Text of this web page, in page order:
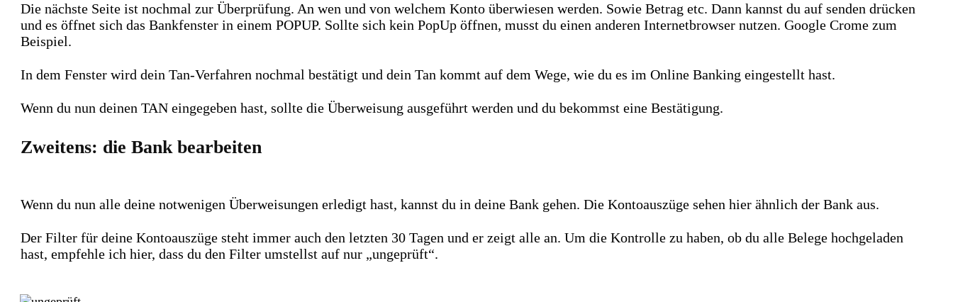
Die nächste Seite ist nochmal zur Überprüfung. An wen und von welchem Konto überwiesen werden. Sowie Betrag etc. Dann kannst du auf senden drücken
und es öffnet sich das Bankfenster in einem POPUP. Sollte sich kein PopUp öffnen, musst du einen anderen Internetbrowser nutzen. Google Crome zum
Beispiel.
In dem Fenster wird dein Tan-Verfahren nochmal bestätigt und dein Tan kommt auf dem Wege, wie du es im Online Banking eingestellt hast.
Wenn du nun deinen TAN eingegeben hast, sollte die Überweisung ausgeführt werden und du bekommst eine Bestätigung.
Zweitens: die Bank bearbeiten
Wenn du nun alle deine notwenigen Überweisungen erledigt hast, kannst du in deine Bank gehen. Die Kontoauszüge sehen hier ähnlich der Bank aus.
Der Filter für deine Kontoauszüge steht immer auch den letzten 30 Tagen und er zeigt alle an. Um die Kontrolle zu haben, ob du alle Belege hochgeladen
hast, empfehle ich hier, dass du den Filter umstellst auf nur „ungeprüft“.